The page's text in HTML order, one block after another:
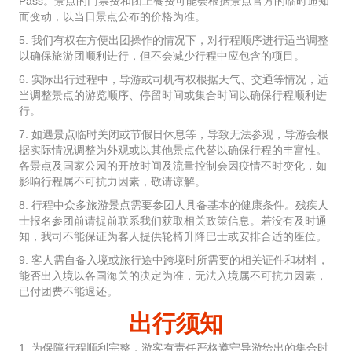
而变动，以当日景点公布的价格为准。
5. 我们有权在方便出团操作的情况下，对行程顺序进行适当调整
以确保旅游团顺利进行，但不会减少行程中应包含的项目。
6. 实际出行过程中，导游或司机有权根据天气、交通等情况，适
当调整景点的游览顺序、停留时间或集合时间以确保行程顺利进
行。
7. 如遇景点临时关闭或节假日休息等，导致无法参观，导游会根
据实际情况调整为外观或以其他景点代替以确保行程的丰富性。
各景点及国家公园的开放时间及流量控制会因疫情不时变化，如
影响行程属不可抗力因素，敬请谅解。
8. 行程中众多旅游景点需要参团人具备基本的健康条件。残疾人
士报名参团前请提前联系我们获取相关政策信息。若没有及时通
知，我司不能保证为客人提供轮椅升降巴士或安排合适的座位。
9. 客人需自备入境或旅行途中跨境时所需要的相关证件和材料，
能否出入境以各国海关的决定为准，无法入境属不可抗力因素，
已付团费不能退还。
出行须知
1. 为保障行程顺利完整，游客有责任严格遵守导游给出的集合时